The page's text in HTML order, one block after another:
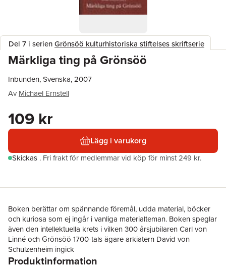
Del 7 i serienGrönsöö kulturhistoriska stiftelses skriftserie
Märkliga ting på Grönsöö
Inbunden, Svenska, 2007
Av Michael Ernstell
109 kr
Lägg i varukorg
Skickas . Fri frakt för medlemmar vid köp för minst 249 kr.
Boken berättar om spännande föremål, udda material, böcker
och kuriosa som ej ingår i vanliga materialteman. Boken speglar
även den intellektuella krets i vilken 300 årsjubilaren Carl von
Linné och Grönsöö 1700-tals ägare arkiatern David von
Schulzenheim ingick
Produktinformation